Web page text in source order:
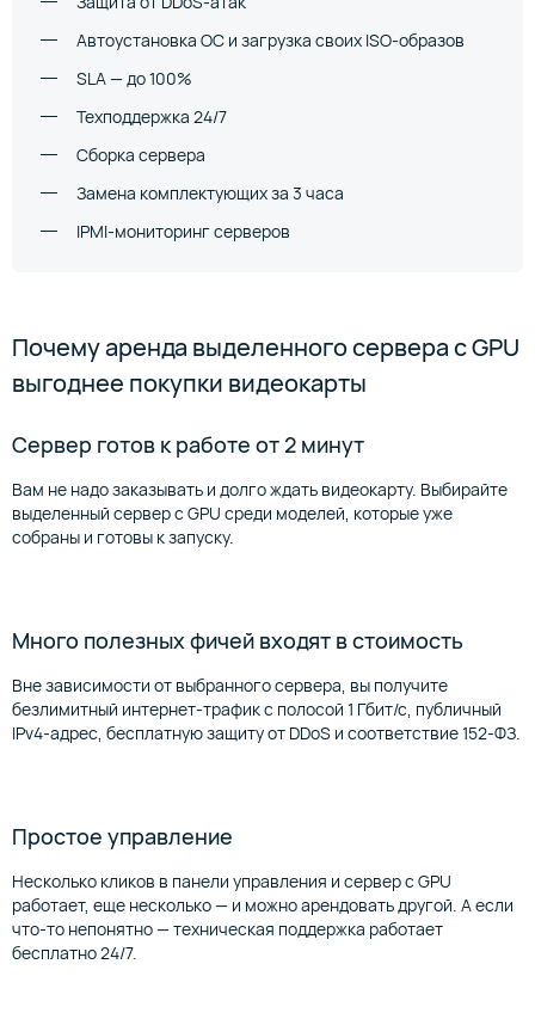
Автоустановка ОС и загрузка своих ISO-образов
SLA — до 100%
Техподдержка 24/7
Сборка сервера
Замена комплектующих за 3 часа
IPMI-мониторинг серверов
Почему аренда выделенного сервера с GPU
выгоднее покупки видеокарты
Сервер готов к работе от 2 минут
Вам не надо заказывать и долго ждать видеокарту. Выбирайте
выделенный сервер с GPU среди моделей, которые уже
собраны и готовы к запуску.
Много полезных фичей входят в стоимость
Вне зависимости от выбранного сервера, вы получите
безлимитный интернет-трафик с полосой 1 Гбит/с, публичный
IPv4-адрес, бесплатную защиту от DDoS и соответствие 152-ФЗ.
Простое управление
Несколько кликов в панели управления и сервер с GPU
работает, еще несколько — и можно арендовать другой. А если
что-то непонятно — техническая поддержка работает
бесплатно 24/7.